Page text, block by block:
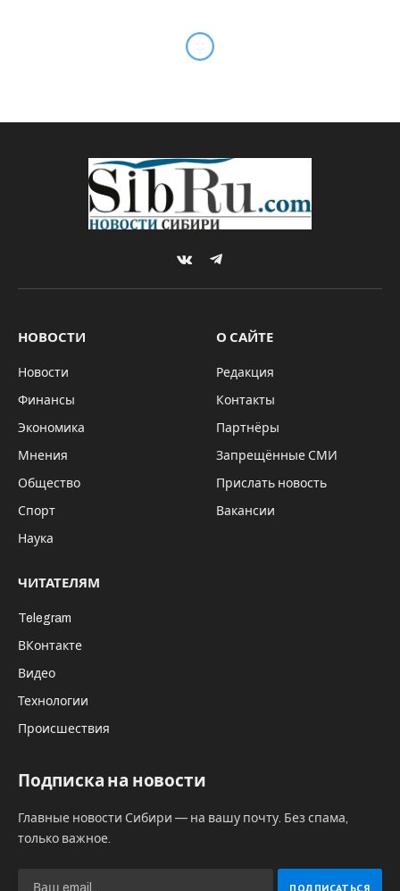
прививки ставят в торговых
центрах всем желающим
29.01.2021 Updated: 29.01.2021
Комментариев нет 1 Min Read
Октябрьском проспекте в Кемерове и «Сити
появилось на сайте администрации
Кемеровской области. Поставить прививку от
коронавируса «Спутник V» может любой
желающий без предварительной записи.
Необходимо иметь паспорт, полис ОМС или
СНИЛС.
установлены передвижные пункты
могут пройти бесплатные рентгенологические
обследования молочных желез и легких.
В Новосибирской области вакцинировано 14
146 жителей региона, из них двукратно – 2 505
здравоохранения Новосибирской области
регионе осталось «чуть более 1000 доз». Но до
«ожидается поставка партиями еще более 100